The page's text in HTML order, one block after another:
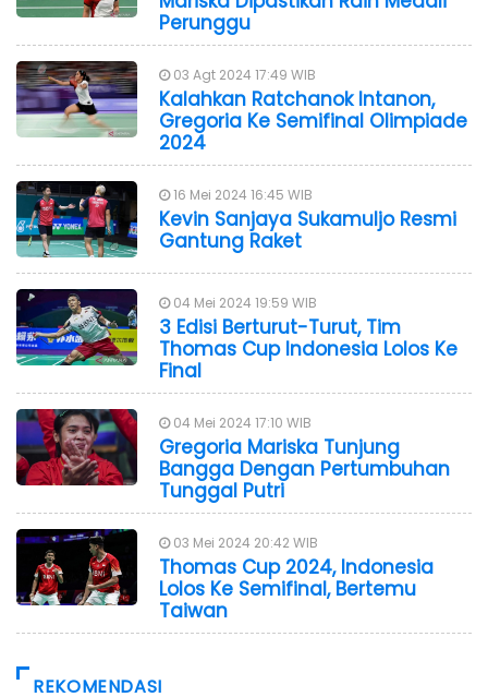
Perunggu
03 Agt 2024 17:49 WIB
Kalahkan Ratchanok Intanon,
Gregoria Ke Semifinal Olimpiade
2024
16 Mei 2024 16:45 WIB
Kevin Sanjaya Sukamuljo Resmi
Gantung Raket
04 Mei 2024 19:59 WIB
3 Edisi Berturut-Turut, Tim
Thomas Cup Indonesia Lolos Ke
Final
04 Mei 2024 17:10 WIB
Gregoria Mariska Tunjung
Bangga Dengan Pertumbuhan
Tunggal Putri
03 Mei 2024 20:42 WIB
Thomas Cup 2024, Indonesia
Lolos Ke Semifinal, Bertemu
Taiwan
REKOMENDASI